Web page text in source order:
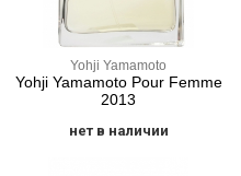
Yohji Yamamoto
Yohji Yamamoto Pour Femme
2013
нет в наличии